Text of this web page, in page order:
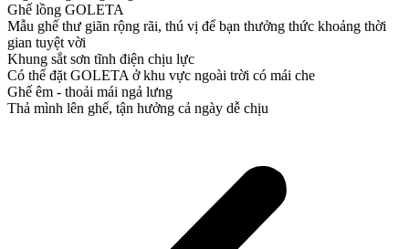
Ghế lồng GOLETA
Mẫu ghế thư giãn rộng rãi, thú vị để bạn thưởng thức khoảng thời
gian tuyệt vời
Khung sắt sơn tĩnh điện chịu lực
Có thể đặt GOLETA ở khu vực ngoài trời có mái che
Ghế êm - thoải mái ngả lưng
Thả mình lên ghế, tận hưởng cả ngày dễ chịu